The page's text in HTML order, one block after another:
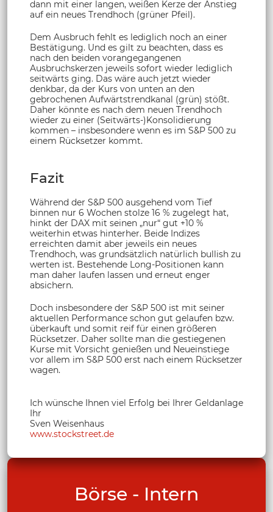
dann mit einer langen, weißen Kerze der Anstieg
auf ein neues Trendhoch (grüner Pfeil).
Dem Ausbruch fehlt es lediglich noch an einer
Bestätigung. Und es gilt zu beachten, dass es
nach den beiden vorangegangenen
Ausbruchskerzen jeweils sofort wieder lediglich
seitwärts ging. Das wäre auch jetzt wieder
denkbar, da der Kurs von unten an den
gebrochenen Aufwärtstrendkanal (grün) stößt.
Daher könnte es nach dem neuen Trendhoch
wieder zu einer (Seitwärts-)Konsolidierung
kommen – insbesondere wenn es im S&P 500 zu
einem Rücksetzer kommt.
Fazit
Während der S&P 500 ausgehend vom Tief
binnen nur 6 Wochen stolze 16 % zugelegt hat,
hinkt der DAX mit seinen „nur“ gut +10 %
weiterhin etwas hinterher. Beide Indizes
erreichten damit aber jeweils ein neues
Trendhoch, was grundsätzlich natürlich bullish zu
werten ist. Bestehende Long-Positionen kann
man daher laufen lassen und erneut enger
absichern.
Doch insbesondere der S&P 500 ist mit seiner
aktuellen Performance schon gut gelaufen bzw.
überkauft und somit reif für einen größeren
Rücksetzer. Daher sollte man die gestiegenen
Kurse mit Vorsicht genießen und Neueinstiege
vor allem im S&P 500 erst nach einem Rücksetzer
wagen.
Ich wünsche Ihnen viel Erfolg bei Ihrer Geldanlage
Ihr
Sven Weisenhaus
www.stockstreet.de
Börse - Intern